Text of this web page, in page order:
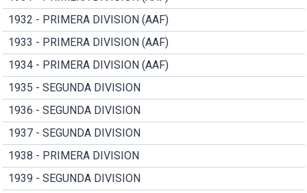
1932 - PRIMERA DIVISION (AAF)
1933 - PRIMERA DIVISION (AAF)
1934 - PRIMERA DIVISION (AAF)
1935 - SEGUNDA DIVISION
1936 - SEGUNDA DIVISION
1937 - SEGUNDA DIVISION
1938 - PRIMERA DIVISION
1939 - SEGUNDA DIVISION